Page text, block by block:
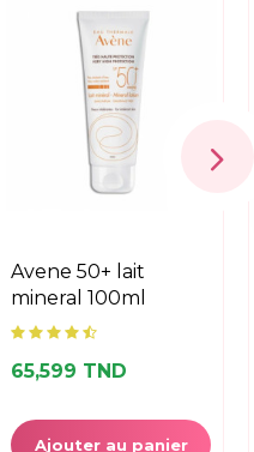
avene 50+ lait
mineral 100ml
65,599 TND
Ajouter au panier